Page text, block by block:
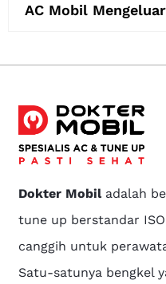
AC Mobil
Dokter Mobiladalah
tune up berstandar
canggih untuk
Satu-satunya bengkel